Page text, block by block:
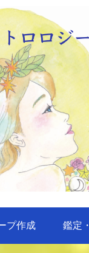
プ作成 鑑定